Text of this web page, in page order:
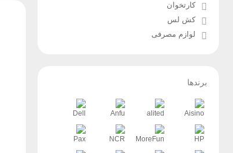
کارتخوان
کش لس
لوازم مصرفی
برندها
Aisino
alited
Anfu
Dell
HP
MoreFun
NCR
Pax